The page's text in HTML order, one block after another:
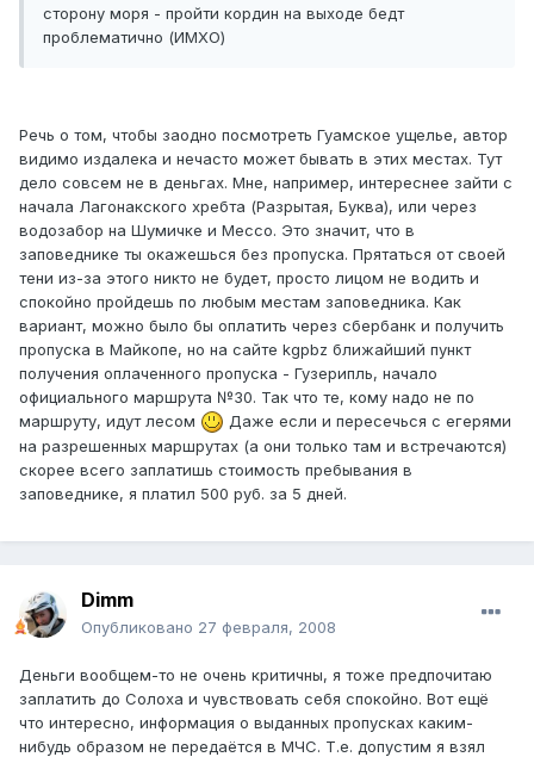
сторону моря - пройти кордин на выходе бедт
проблематично (ИМХО)
Речь о том, чтобы заодно посмотреть Гуамское ущелье, автор
видимо издалека и нечасто может бывать в этих местах. Тут
дело совсем не в деньгах. Мне, например, интереснее зайти с
начала Лагонакского хребта (Разрытая, Буква), или через
водозабор на Шумичке и Мессо. Это значит, что в
заповеднике ты окажешься без пропуска. Прятаться от своей
тени из-за этого никто не будет, просто лицом не водить и
спокойно пройдешь по любым местам заповедника. Как
вариант, можно было бы оплатить через сбербанк и получить
пропуска в Майкопе, но на сайте kgpbz ближайший пункт
получения оплаченного пропуска - Гузерипль, начало
официального маршрута №30. Так что те, кому надо не по
маршруту, идут лесом
Даже если и пересечься с егерями
на разрешенных маршрутах (а они только там и встречаются)
скорее всего заплатишь стоимость пребывания в
заповеднике, я платил 500 руб. за 5 дней.
Dimm
Опубликовано 27 февраля, 2008
Деньги вообщем-то не очень критичны, я тоже предпочитаю
заплатить до Солоха и чувствовать себя спокойно. Вот ещё
что интересно, информация о выданных пропусках каким-
нибудь образом не передаётся в МЧС. Т.е. допустим я взял